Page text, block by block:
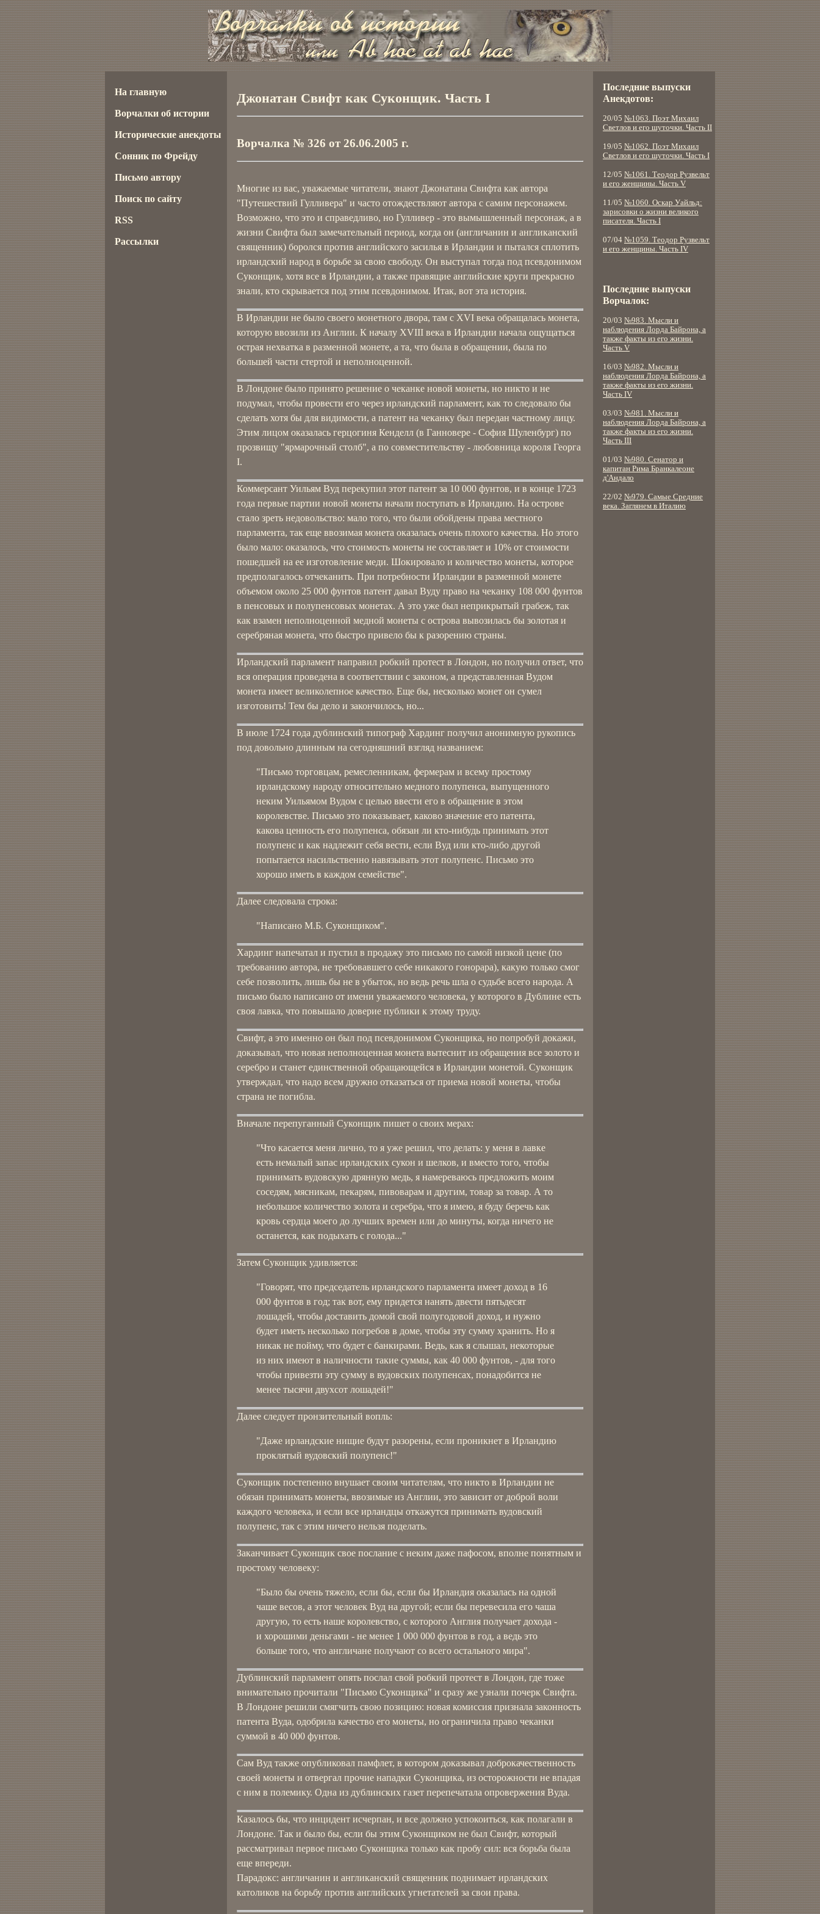
Джонатан Свифт как Суконщик. Часть I
Ворчалка № 326 от 26.06.2005 г.
Многие из вас, уважаемые читатели, знают Джонатана Свифта как автора
"Путешествий Гулливера" и часто отождествляют автора с самим персонажем.
Возможно, что это и справедливо, но Гулливер - это вымышленный персонаж, а в
жизни Свифта был замечательный период, когда он (англичанин и англиканский
священник) боролся против английского засилья в Ирландии и пытался сплотить
ирландский народ в борьбе за свою свободу. Он выступал тогда под псевдонимом
Суконщик, хотя все в Ирландии, а также правящие английские круги прекрасно
знали, кто скрывается под этим псевдонимом. Итак, вот эта история.
В Ирландии не было своего монетного двора, там с XVI века обращалась монета,
которую ввозили из Англии. К началу XVIII века в Ирландии начала ощущаться
острая нехватка в разменной монете, а та, что была в обращении, была по
большей части стертой и неполноценной.
В Лондоне было принято решение о чеканке новой монеты, но никто и не
подумал, чтобы провести его через ирландский парламент, как то следовало бы
сделать хотя бы для видимости, а патент на чеканку был передан частному лицу.
Этим лицом оказалась герцогиня Кенделл (в Ганновере - София Шуленбург) по
прозвищу "ярмарочный столб", а по совместительству - любовница короля Георга
I.
Коммерсант Уильям Вуд перекупил этот патент за 10 000 фунтов, и в конце 1723
года первые партии новой монеты начали поступать в Ирландию. На острове
стало зреть недовольство: мало того, что были обойдены права местного
парламента, так еще ввозимая монета оказалась очень плохого качества. Но этого
было мало: оказалось, что стоимость монеты не составляет и 10% от стоимости
пошедшей на ее изготовление меди. Шокировало и количество монеты, которое
предполагалось отчеканить. При потребности Ирландии в разменной монете
объемом около 25 000 фунтов патент давал Вуду право на чеканку 108 000 фунтов
в пенсовых и полупенсовых монетах. А это уже был неприкрытый грабеж, так
как взамен неполноценной медной монеты с острова вывозилась бы золотая и
серебряная монета, что быстро привело бы к разорению страны.
Ирландский парламент направил робкий протест в Лондон, но получил ответ, что
вся операция проведена в соответствии с законом, а представленная Вудом
монета имеет великолепное качество. Еще бы, несколько монет он сумел
изготовить! Тем бы дело и закончилось, но...
В июле 1724 года дублинский типограф Хардинг получил анонимную рукопись
под довольно длинным на сегодняшний взгляд названием:
"Письмо торговцам, ремесленникам, фермерам и всему простому
ирландскому народу относительно медного полупенса, выпущенного
неким Уильямом Вудом с целью ввести его в обращение в этом
королевстве. Письмо это показывает, каково значение его патента,
какова ценность его полупенса, обязан ли кто-нибудь принимать этот
полупенс и как надлежит себя вести, если Вуд или кто-либо другой
попытается насильственно навязывать этот полупенс. Письмо это
хорошо иметь в каждом семействе".
Далее следовала строка:
"Написано М.Б. Суконщиком".
Хардинг напечатал и пустил в продажу это письмо по самой низкой цене (по
требованию автора, не требовавшего себе никакого гонорара), какую только смог
себе позволить, лишь бы не в убыток, но ведь речь шла о судьбе всего народа. А
письмо было написано от имени уважаемого человека, у которого в Дублине есть
своя лавка, что повышало доверие публики к этому труду.
Свифт, а это именно он был под псевдонимом Суконщика, но попробуй докажи,
доказывал, что новая неполноценная монета вытеснит из обращения все золото и
серебро и станет единственной обращающейся в Ирландии монетой. Суконщик
утверждал, что надо всем дружно отказаться от приема новой монеты, чтобы
страна не погибла.
Вначале перепуганный Суконщик пишет о своих мерах:
"Что касается меня лично, то я уже решил, что делать: у меня в лавке
есть немалый запас ирландских сукон и шелков, и вместо того, чтобы
принимать вудовскую дрянную медь, я намереваюсь предложить моим
соседям, мясникам, пекарям, пивоварам и другим, товар за товар. А то
небольшое количество золота и серебра, что я имею, я буду беречь как
кровь сердца моего до лучших времен или до минуты, когда ничего не
останется, как подыхать с голода..."
Затем Суконщик удивляется:
"Говорят, что председатель ирландского парламента имеет доход в 16
000 фунтов в год; так вот, ему придется нанять двести пятьдесят
лошадей, чтобы доставить домой свой полугодовой доход, и нужно
будет иметь несколько погребов в доме, чтобы эту сумму хранить. Но я
никак не пойму, что будет с банкирами. Ведь, как я слышал, некоторые
из них имеют в наличности такие суммы, как 40 000 фунтов, - для того
чтобы привезти эту сумму в вудовских полупенсах, понадобится не
менее тысячи двухсот лошадей!"
Далее следует пронзительный вопль:
"Даже ирландские нищие будут разорены, если проникнет в Ирландию
проклятый вудовский полупенс!"
Суконщик постепенно внушает своим читателям, что никто в Ирландии не
обязан принимать монеты, ввозимые из Англии, это зависит от доброй воли
каждого человека, и если все ирландцы откажутся принимать вудовский
полупенс, так с этим ничего нельзя поделать.
Заканчивает Суконщик свое послание с неким даже пафосом, вполне понятным и
простому человеку:
"Было бы очень тяжело, если бы, если бы Ирландия оказалась на одной
чаше весов, а этот человек Вуд на другой; если бы перевесила его чаша
другую, то есть наше королевство, с которого Англия получает дохода -
и хорошими деньгами - не менее 1 000 000 фунтов в год, а ведь это
больше того, что англичане получают со всего остального мира".
Дублинский парламент опять послал свой робкий протест в Лондон, где тоже
внимательно прочитали "Письмо Суконщика" и сразу же узнали почерк Свифта.
В Лондоне решили смягчить свою позицию: новая комиссия признала законность
патента Вуда, одобрила качество его монеты, но ограничила право чеканки
суммой в 40 000 фунтов.
Сам Вуд также опубликовал памфлет, в котором доказывал доброкачественность
своей монеты и отвергал прочие нападки Суконщика, из осторожности не впадая
с ним в полемику. Одна из дублинских газет перепечатала опровержения Вуда.
Казалось бы, что инцидент исчерпан, и все должно успокоиться, как полагали в
Лондоне. Так и было бы, если бы этим Суконщиком не был Свифт, который
рассматривал первое письмо Суконщика только как пробу сил: вся борьба была
еще впереди.
Парадокс: англичанин и англиканский священник поднимает ирландских
католиков на борьбу против английских угнетателей за свои права.
На главную
Ворчалки об истории
Исторические анекдоты
Сонник по Фрейду
Письмо автору
Поиск по сайту
RSS
Рассылки
Последние выпуски
Анекдотов:
20/05 №1063. Поэт Михаил
Светлов и его шуточки. Часть II
19/05 №1062. Поэт Михаил
Светлов и его шуточки. Часть I
12/05 №1061. Теодор Рузвельт
и его женщины. Часть V
11/05 №1060. Оскар Уайльд:
зарисовки о жизни великого
писателя. Часть I
07/04 №1059. Теодор Рузвельт
и его женщины. Часть IV
Последние выпуски
Ворчалок:
20/03 №983. Мысли и
наблюдения Лорда Байрона, а
также факты из его жизни.
Часть V
16/03 №982. Мысли и
наблюдения Лорда Байрона, а
также факты из его жизни.
Часть IV
03/03 №981. Мысли и
наблюдения Лорда Байрона, а
также факты из его жизни.
Часть III
01/03 №980. Сенатор и
капитан Рима Бранкалеоне
д'Андало
22/02 №979. Самые Средние
века. Заглянем в Италию